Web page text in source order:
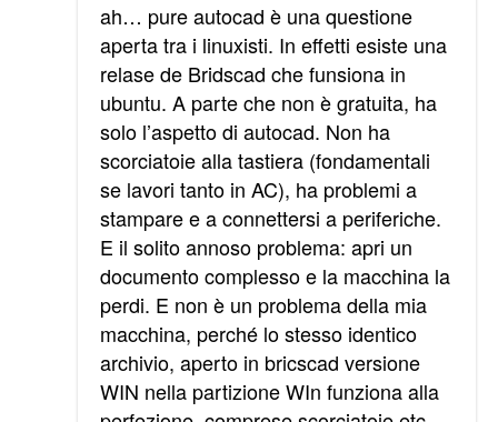
ah… pure autocad è una questione
aperta tra i linuxisti. In effetti esiste una
relase de Bridscad che funsiona in
ubuntu. A parte che non è gratuita, ha
solo l’aspetto di autocad. Non ha
scorciatoie alla tastiera (fondamentali
se lavori tanto in AC), ha problemi a
stampare e a connettersi a periferiche.
E il solito annoso problema: apri un
documento complesso e la macchina la
perdi. E non è un problema della mia
macchina, perché lo stesso identico
archivio, aperto in bricscad versione
WIN nella partizione WIn funziona alla